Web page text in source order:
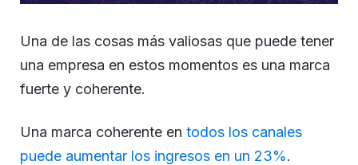
Una de las cosas más valiosas que puede tener
una empresa en estos momentos es una marca
fuerte y coherente.
Una marca coherente en todos los canales
puede aumentar los ingresos en un 23%.